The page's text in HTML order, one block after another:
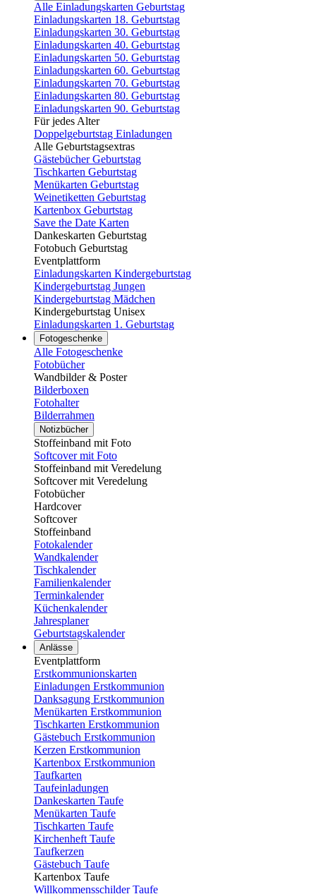
Alle Einladungskarten Geburtstag
Einladungskarten 18. Geburtstag
Einladungskarten 30. Geburtstag
Einladungskarten 40. Geburtstag
Einladungskarten 50. Geburtstag
Einladungskarten 60. Geburtstag
Einladungskarten 70. Geburtstag
Einladungskarten 80. Geburtstag
Einladungskarten 90. Geburtstag
Für jedes Alter
Doppelgeburtstag Einladungen
Alle Geburtstagsextras
Gästebücher Geburtstag
Tischkarten Geburtstag
Menükarten Geburtstag
Weinetiketten Geburtstag
Kartenbox Geburtstag
Save the Date Karten
Dankeskarten Geburtstag
Fotobuch Geburtstag
Eventplattform
Einladungskarten Kindergeburtstag
Kindergeburtstag Jungen
Kindergeburtstag Mädchen
Kindergeburtstag Unisex
Einladungskarten 1. Geburtstag
Fotogeschenke
Alle Fotogeschenke
Fotobücher
Wandbilder & Poster
Bilderboxen
Fotohalter
Bilderrahmen
Notizbücher
Stoffeinband mit Foto
Softcover mit Foto
Stoffeinband mit Veredelung
Softcover mit Veredelung
Fotobücher
Hardcover
Softcover
Stoffeinband
Fotokalender
Wandkalender
Tischkalender
Familienkalender
Terminkalender
Küchenkalender
Jahresplaner
Geburtstagskalender
Anlässe
Eventplattform
Erstkommunionskarten
Einladungen Erstkommunion
Danksagung Erstkommunion
Menükarten Erstkommunion
Tischkarten Erstkommunion
Gästebuch Erstkommunion
Kerzen Erstkommunion
Kartenbox Erstkommunion
Taufkarten
Taufeinladungen
Dankeskarten Taufe
Menükarten Taufe
Tischkarten Taufe
Kirchenheft Taufe
Taufkerzen
Gästebuch Taufe
Kartenbox Taufe
Willkommensschilder Taufe